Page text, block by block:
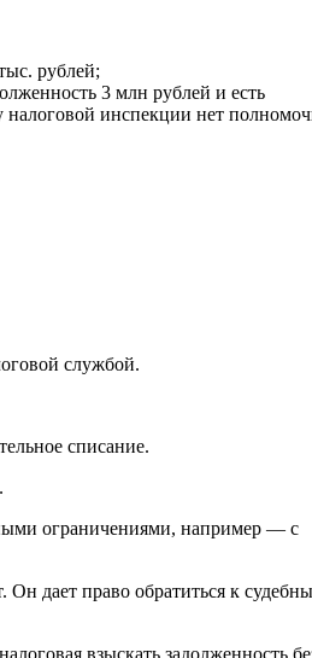
рублей;
3 млн рублей и есть
налоговой инспекции нет
службой.
списание.
ограничениями, например — с
дает право обратиться к
взыскать задолженность